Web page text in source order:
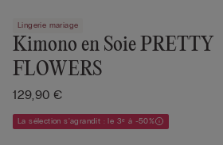
Lingerie mariage
Kimono en Soie PRETTY
FLOWERS
129,90 €
La sélection s'agrandit : le 3ᵉ à -50%